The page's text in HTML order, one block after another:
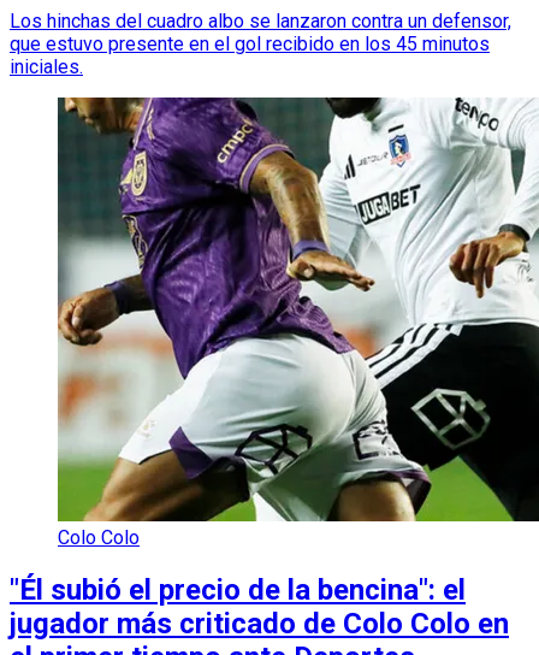
Los hinchas del cuadro albo se lanzaron contra un defensor,
que estuvo presente en el gol recibido en los 45 minutos
iniciales.
Colo Colo
"Él subió el precio de la bencina": el
jugador más criticado de Colo Colo en